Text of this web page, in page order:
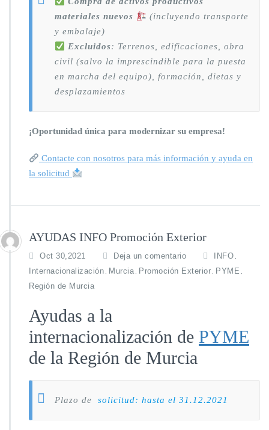
materiales nuevos
(incluyendo transporte
y embalaje)
Excluidos: Terrenos, edificaciones, obra
civil (salvo la imprescindible para la puesta
en marcha del equipo), formación, dietas y
desplazamientos
¡Oportunidad única para modernizar su empresa!
Contacte con nosotros para más información y ayuda en
la solicitud
AYUDAS INFO Promoción Exterior
Oct 30,2021 Deja un comentario INFO
Internacionalización Murcia Promoción Exterior PYME
Región de Murcia
Ayudas a la
internacionalización de PYME
de la Región de Murcia
Plazo de solicitud: hasta el 31.12.2021